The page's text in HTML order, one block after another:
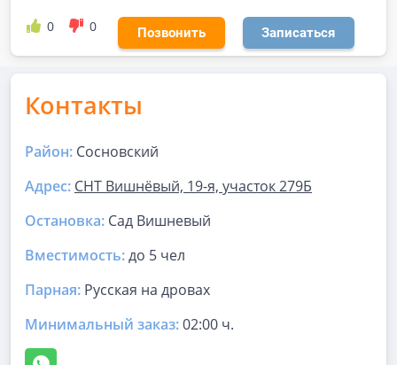
0 0 Позвонить Записаться
Контакты
Район: Сосновский
Адрес: СНТ Вишнёвый, 19-я, участок 279Б
Остановка: Сад Вишневый
Вместимость:до 5 чел
Парная: Русская на дровах
Минимальный заказ:02:00 ч.